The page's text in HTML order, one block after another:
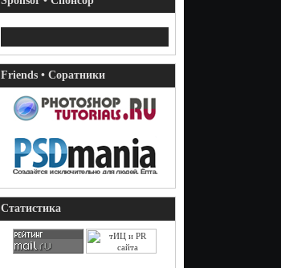
Friends • Соратники
Статистика